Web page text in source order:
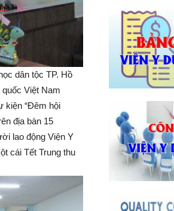
dân tộc TP. Hồ
Việt Nam
kiện “Đêm hội
địa bàn 15
lao động Viện Y
cái Tết Trung thu